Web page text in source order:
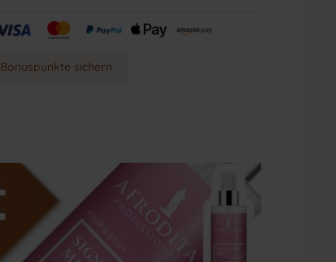
Bonuspunkte sichern